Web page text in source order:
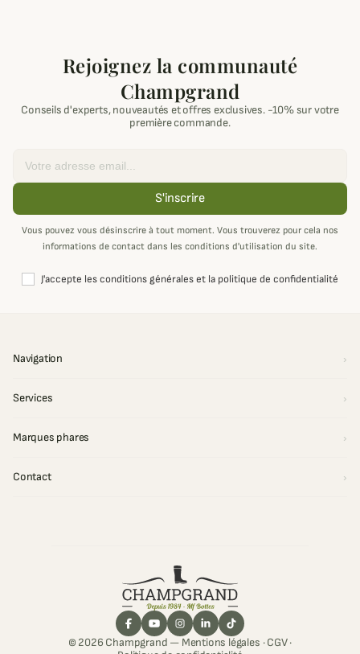
Rejoignez la communauté
Champgrand
Conseils d'experts, nouveautés et offres exclusives. -10% sur votre
première commande.
S'inscrire
Vous pouvez vous désinscrire à tout moment. Vous trouverez pour cela nos
informations de contact dans les conditions d'utilisation du site.
J'accepte les conditions générales et la politique de confidentialité
Navigation
Services
Marques phares
Contact
© 2026 Champgrand — Mentions légales ·CGV·